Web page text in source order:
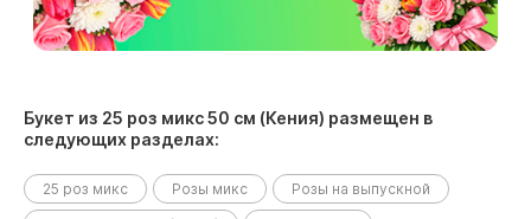
Букет из 25 роз микс 50 см (Кения) размещен в
следующих разделах:
25 роз микс Розы микс
Розы на выпускной